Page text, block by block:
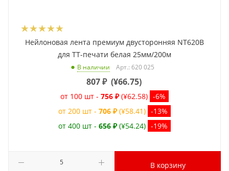
Нейлоновая лента премиум двусторонняя NT620B
для ТТ-печати белая 25мм/200м
В наличии Арт.: 620 025
807₽ (¥66.75)
от 100 шт - 756 ₽ (¥62.58) -6%
от 200 шт - 706 ₽ (¥58.41) -13%
от 400 шт - 656 ₽ (¥54.24) -19%
В корзину